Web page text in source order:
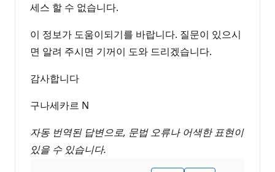
세스 할 수 없습니다.
이 정보가 도움이되기를 바랍니다. 질문이 있으시
면 알려 주시면 기꺼이 도와 드리겠습니다.
감사합니다
구나세카르 N
자동 번역된 답변으로, 문법 오류나 어색한 표현이
있을 수 있습니다.